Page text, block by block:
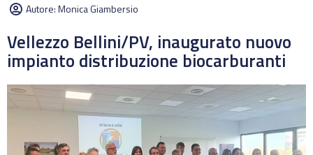
Autore:Monica Giambersio
Vellezzo Bellini/PV, inaugurato nuovo
impianto distribuzione biocarburanti